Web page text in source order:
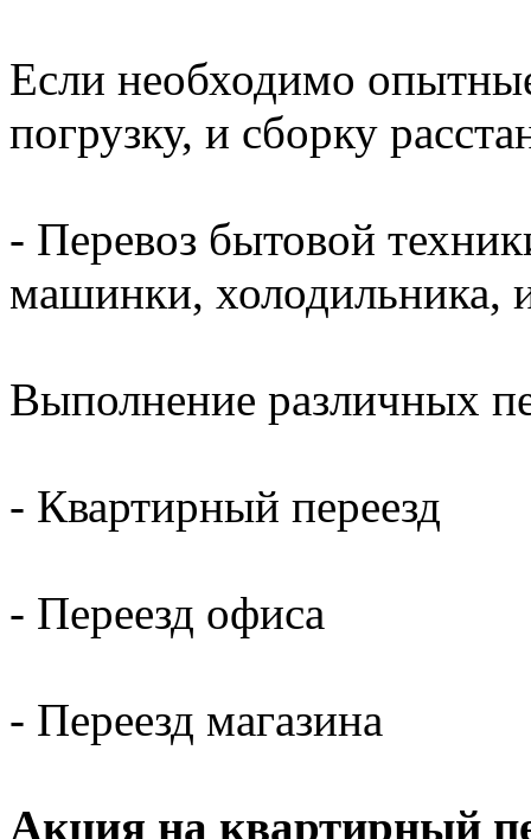
Если необходимо
погрузку, и сборку
- Перевоз бытовой
машинки, холодильника,
Выполнение различных
- Квартирный переезд
- Переезд офиса
- Переезд магазина
Акция на квартирный